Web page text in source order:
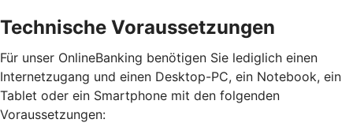
Technische Voraussetzungen
Für unser OnlineBanking benötigen Sie lediglich einen
Internetzugang und einen Desktop-PC, ein Notebook, ein
Tablet oder ein Smartphone mit den folgenden
Voraussetzungen: